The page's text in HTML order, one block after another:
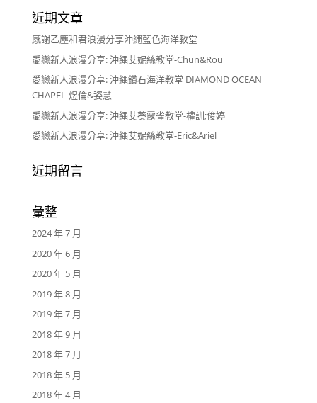
近期文章
感謝乙塵和君浪漫分享沖繩藍色海洋教堂
愛戀新人浪漫分享: 沖繩艾妮絲教堂-Chun&Rou
愛戀新人浪漫分享: 沖繩鑽石海洋教堂 DIAMOND OCEAN
CHAPEL-煜倫&姿慧
愛戀新人浪漫分享: 沖繩艾葵露雀教堂-權訓;俊婷
愛戀新人浪漫分享: 沖繩艾妮絲教堂-Eric&Ariel
近期留言
彙整
2024 年 7 月
2020 年 6 月
2020 年 5 月
2019 年 8 月
2019 年 7 月
2018 年 9 月
2018 年 7 月
2018 年 5 月
2018 年 4 月